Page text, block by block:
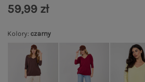
Kolory: czarny
59,99 zł